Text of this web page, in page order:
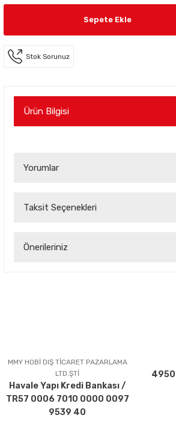
Sepete Ekle
Stok Sorunuz
Ürün Bilgisi
Yorumlar
Taksit Seçenekleri
Önerileriniz
Ürün açıklamasında eksik bilgiler
Ürün bilgilerinde hatalar bulunuyor.
Ürün fiyatı diğer sitelerden daha pahalı.
Bu ürüne benzer farklı alternatifler olmalı.
MMY HOBİ DIŞ TİCARET PAZARLAMA
LTD.ŞTİ
Havale Yapı Kredi Bankası /
TR57 0006 7010 0000 0097
9539 40
4950